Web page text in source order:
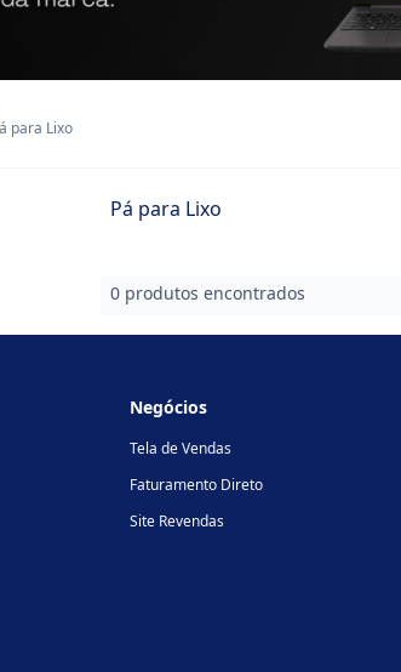
para Lixo
Pá para Lixo
0 produtos encontrados
Negócios
Tela de Vendas
Faturamento Direto
Site Revendas